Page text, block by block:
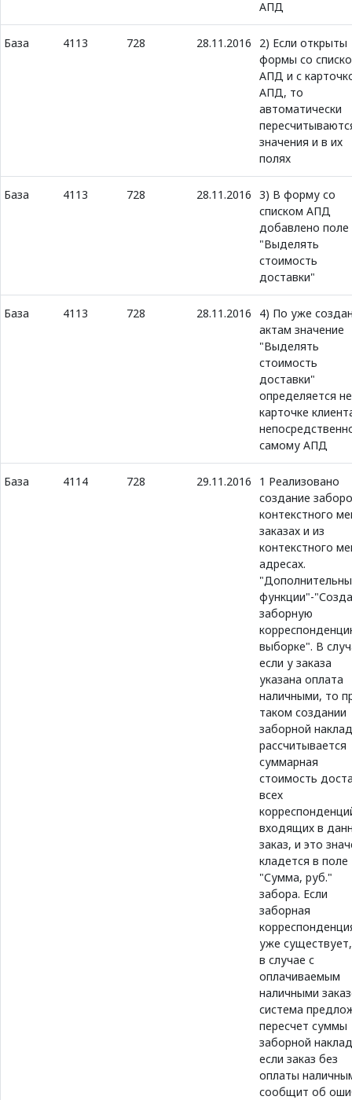
АПД
База 4113 728 28.11.2016
2) Если открыты
формы со
АПД и с
АПД, то
автоматически
значения и в их
полях
База 4113 728 28.11.2016 3) В форму со
списком АПД
добавлено поле
"Выделять
стоимость
доставки"
База 4113 728 28.11.2016
4) По уже
актам значение
"Выделять
стоимость
доставки"
определяется
карточке
самому АПД
База 4114 728 29.11.2016
1 Реализовано
создание
контекстного
заказах и из
контекстного
адресах.
функции"-
заборную
выборке". В
если у заказа
указана оплата
наличными, то
таком создании
заборной
рассчитывается
суммарная
стоимость
всех
входящих в
заказ, и это
кладется в поле
"Сумма, руб."
забора. Если
заборная
уже
в случае с
оплачиваемым
наличными
система
пересчет суммы
заборной
если заказ без
оплаты
сообщит об